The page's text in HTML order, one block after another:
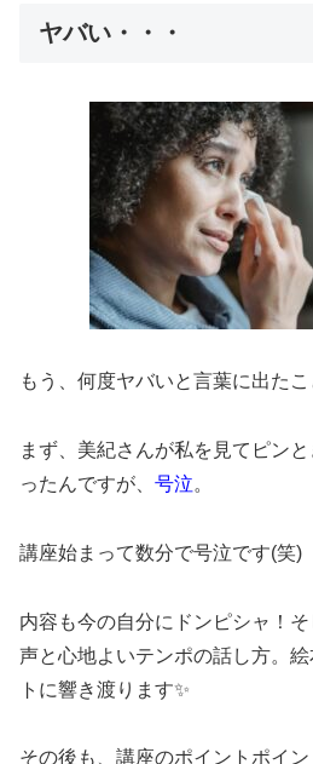
ヤバい・・・
もう、何度ヤバいと言葉に出たこ
まず、美紀さんが私を見てピン
ったんですが、 号泣。
講座始まって数分で号泣です(笑)
内容も今の自分にドンピシャ！
声と心地よいテンポの話し方。
トに響き渡ります✨
その後も、講座のポイントポイ